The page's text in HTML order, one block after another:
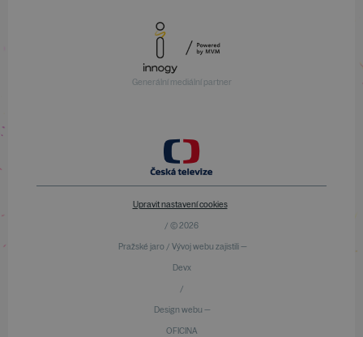
Generální mediální partner
Upravit nastavení cookies
/ © 2026
Pražské jaro / Vývoj webu zajistili —
Devx
/
Design webu —
OFICINA